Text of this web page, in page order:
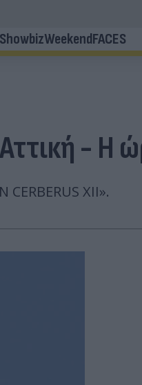
ShowbizWeekendFACES
- Η
XII».